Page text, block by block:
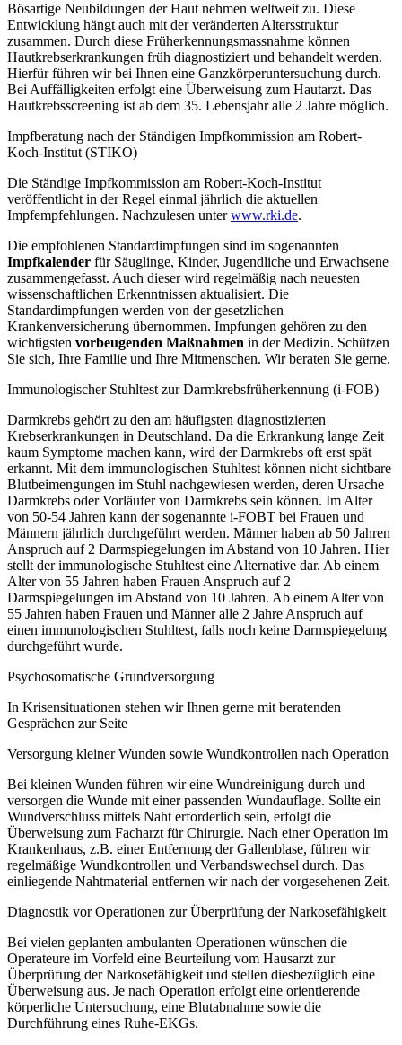
Bösartige Neubildungen der Haut nehmen weltweit zu. Diese
Entwicklung hängt auch mit der veränderten Altersstruktur
zusammen. Durch diese Früherkennungsmassnahme können
Hautkrebserkrankungen früh diagnostiziert und behandelt werden.
Hierfür führen wir bei Ihnen eine Ganzkörperuntersuchung durch.
Bei Auffälligkeiten erfolgt eine Überweisung zum Hautarzt. Das
Hautkrebsscreening ist ab dem 35. Lebensjahr alle 2 Jahre möglich.
Impfberatung nach der Ständigen Impfkommission am Robert-
Koch-Institut (STIKO)
Die Ständige Impfkommission am Robert-Koch-Institut
veröffentlicht in der Regel einmal jährlich die aktuellen
Impfempfehlungen. Nachzulesen unterwww.rki.de.
Die empfohlenen Standardimpfungen sind im sogenannten
Impfkalender für Säuglinge, Kinder, Jugendliche und Erwachsene
zusammengefasst. Auch dieser wird regelmäßig nach neuesten
wissenschaftlichen Erkenntnissen aktualisiert. Die
Standardimpfungen werden von der gesetzlichen
Krankenversicherung übernommen. Impfungen gehören zu den
wichtigsten vorbeugenden Maßnahmen in der Medizin. Schützen
Sie sich, Ihre Familie und Ihre Mitmenschen. Wir beraten Sie gerne.
Immunologischer Stuhltest zur Darmkrebsfrüherkennung (i-FOB)
Darmkrebs gehört zu den am häufigsten diagnostizierten
Krebserkrankungen in Deutschland. Da die Erkrankung lange Zeit
kaum Symptome machen kann, wird der Darmkrebs oft erst spät
erkannt. Mit dem immunologischen Stuhltest können nicht sichtbare
Blutbeimengungen im Stuhl nachgewiesen werden, deren Ursache
Darmkrebs oder Vorläufer von Darmkrebs sein können. Im Alter
von 50-54 Jahren kann der sogenannte i-FOBT bei Frauen und
Männern jährlich durchgeführt werden. Männer haben ab 50 Jahren
Anspruch auf 2 Darmspiegelungen im Abstand von 10 Jahren. Hier
stellt der immunologische Stuhltest eine Alternative dar. Ab einem
Alter von 55 Jahren haben Frauen Anspruch auf 2
Darmspiegelungen im Abstand von 10 Jahren. Ab einem Alter von
55 Jahren haben Frauen und Männer alle 2 Jahre Anspruch auf
einen immunologischen Stuhltest, falls noch keine Darmspiegelung
durchgeführt wurde.
Psychosomatische Grundversorgung
In Krisensituationen stehen wir Ihnen gerne mit beratenden
Gesprächen zur Seite
Versorgung kleiner Wunden sowie Wundkontrollen nach Operation
Bei kleinen Wunden führen wir eine Wundreinigung durch und
versorgen die Wunde mit einer passenden Wundauflage. Sollte ein
Wundverschluss mittels Naht erforderlich sein, erfolgt die
Überweisung zum Facharzt für Chirurgie. Nach einer Operation im
Krankenhaus, z.B. einer Entfernung der Gallenblase, führen wir
regelmäßige Wundkontrollen und Verbandswechsel durch. Das
einliegende Nahtmaterial entfernen wir nach der vorgesehenen Zeit.
Diagnostik vor Operationen zur Überprüfung der Narkosefähigkeit
Bei vielen geplanten ambulanten Operationen wünschen die
Operateure im Vorfeld eine Beurteilung vom Hausarzt zur
Überprüfung der Narkosefähigkeit und stellen diesbezüglich eine
Überweisung aus. Je nach Operation erfolgt eine orientierende
körperliche Untersuchung, eine Blutabnahme sowie die
Durchführung eines Ruhe-EKGs.